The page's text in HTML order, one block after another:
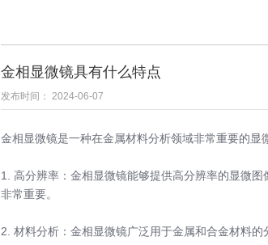
金相显微镜具有什么特点
发布时间： 2024-06-07
金相显微镜是一种在金属材料分析领域非常重要的显
1. 高分辨率：金相显微镜能够提供高分辨率的显微
非常重要。
2. 材料分析：金相显微镜广泛用于金属和合金材料